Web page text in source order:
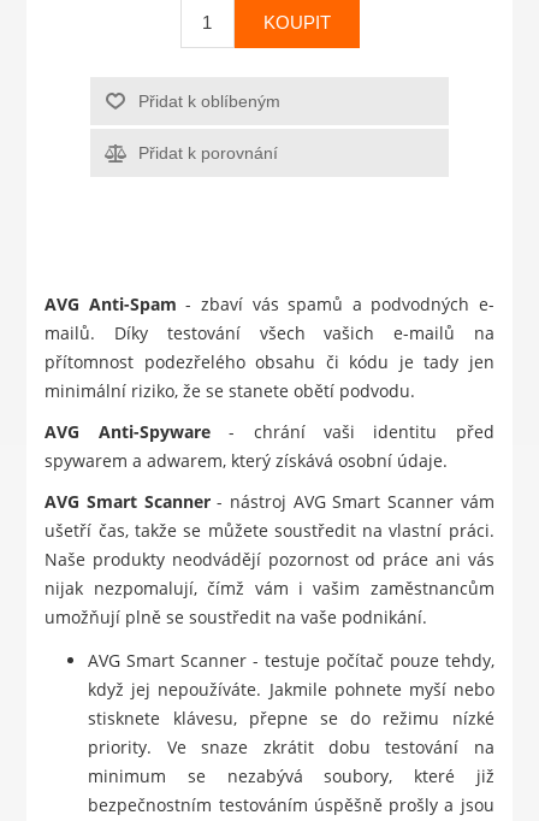
KOUPIT
Přidat k oblíbeným
Přidat k porovnání
AVG Anti-Spam - zbaví vás spamů a podvodných e-
mailů. Díky testování všech vašich e-mailů na
přítomnost podezřelého obsahu či kódu je tady jen
minimální riziko, že se stanete obětí podvodu.
AVG Anti-Spyware- chrání vaši identitu před
spywarem a adwarem, který získává osobní údaje.
AVG Smart Scanner- nástroj AVG Smart Scanner vám
ušetří čas, takže se můžete soustředit na vlastní práci.
Naše produkty neodvádějí pozornost od práce ani vás
nijak nezpomalují, čímž vám i vašim zaměstnancům
umožňují plně se soustředit na vaše podnikání.
AVG Smart Scanner - testuje počítač pouze tehdy,
když jej nepoužíváte. Jakmile pohnete myší nebo
stisknete klávesu, přepne se do režimu nízké
priority. Ve snaze zkrátit dobu testování na
minimum se nezabývá soubory, které již
bezpečnostním testováním úspěšně prošly a jsou